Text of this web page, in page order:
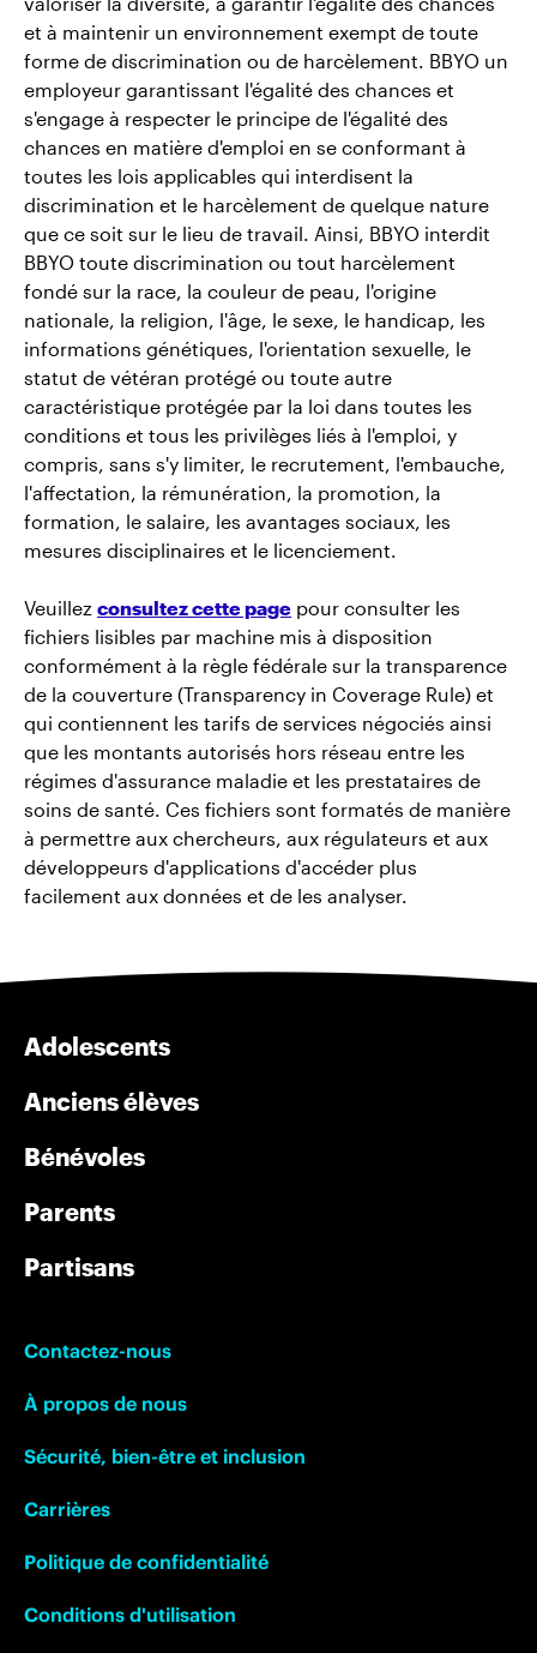
et à maintenir un environnement exempt de toute
forme de discrimination ou de harcèlement. BBYO un
employeur garantissant l'égalité des chances et
s'engage à respecter le principe de l'égalité des
chances en matière d'emploi en se conformant à
toutes les lois applicables qui interdisent la
discrimination et le harcèlement de quelque nature
que ce soit sur le lieu de travail. Ainsi, BBYO interdit
BBYO toute discrimination ou tout harcèlement
fondé sur la race, la couleur de peau, l'origine
nationale, la religion, l'âge, le sexe, le handicap, les
informations génétiques, l'orientation sexuelle, le
statut de vétéran protégé ou toute autre
caractéristique protégée par la loi dans toutes les
conditions et tous les privilèges liés à l'emploi, y
compris, sans s'y limiter, le recrutement, l'embauche,
l'affectation, la rémunération, la promotion, la
formation, le salaire, les avantages sociaux, les
mesures disciplinaires et le licenciement.
Veuillez consultez cette page pour consulter les
fichiers lisibles par machine mis à disposition
conformément à la règle fédérale sur la transparence
de la couverture (Transparency in Coverage Rule) et
qui contiennent les tarifs de services négociés ainsi
que les montants autorisés hors réseau entre les
régimes d'assurance maladie et les prestataires de
soins de santé. Ces fichiers sont formatés de manière
à permettre aux chercheurs, aux régulateurs et aux
développeurs d'applications d'accéder plus
facilement aux données et de les analyser.
Adolescents
Anciens élèves
Bénévoles
Parents
Partisans
Contactez-nous
À propos de nous
Sécurité, bien-être et inclusion
Carrières
Politique de confidentialité
Conditions d'utilisation